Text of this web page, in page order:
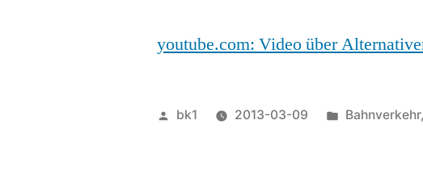
youtube.com: Video über
Veröffentlicht
bk1 2013-03-09
Veröffentlicht
Bahnverkehr,